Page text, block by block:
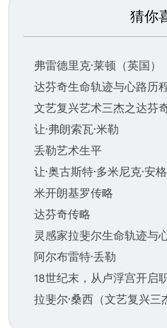
猜你
弗雷德里克·莱顿（英国）
达芬奇生命轨迹与心路历
文艺复兴艺术三杰之达芬
让·弗朗索瓦·米勒
丢勒艺术生平
让·奥古斯特·多米尼克·安
米开朗基罗传略
达芬奇传略
灵感家拉斐尔生命轨迹与
阿尔布雷特·丢勒
18世纪末，从卢浮宫开启
拉斐尔·桑西（文艺复兴三